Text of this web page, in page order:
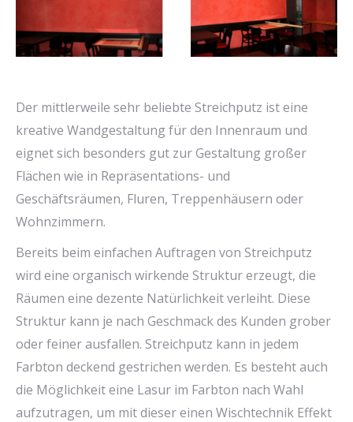
Der mittlerweile sehr beliebte Streichputz ist eine
kreative Wandgestaltung für den Innenraum und
eignet sich besonders gut zur Gestaltung großer
Flächen wie in Repräsentations- und
Geschäftsräumen, Fluren, Treppenhäusern oder
Wohnzimmern.
Bereits beim einfachen Auftragen von Streichputz
wird eine organisch wirkende Struktur erzeugt, die
Räumen eine dezente Natürlichkeit verleiht. Diese
Struktur kann je nach Geschmack des Kunden grober
oder feiner ausfallen. Streichputz kann in jedem
Farbton deckend gestrichen werden. Es besteht auch
die Möglichkeit eine Lasur im Farbton nach Wahl
aufzutragen, um mit dieser einen Wischtechnik Effekt